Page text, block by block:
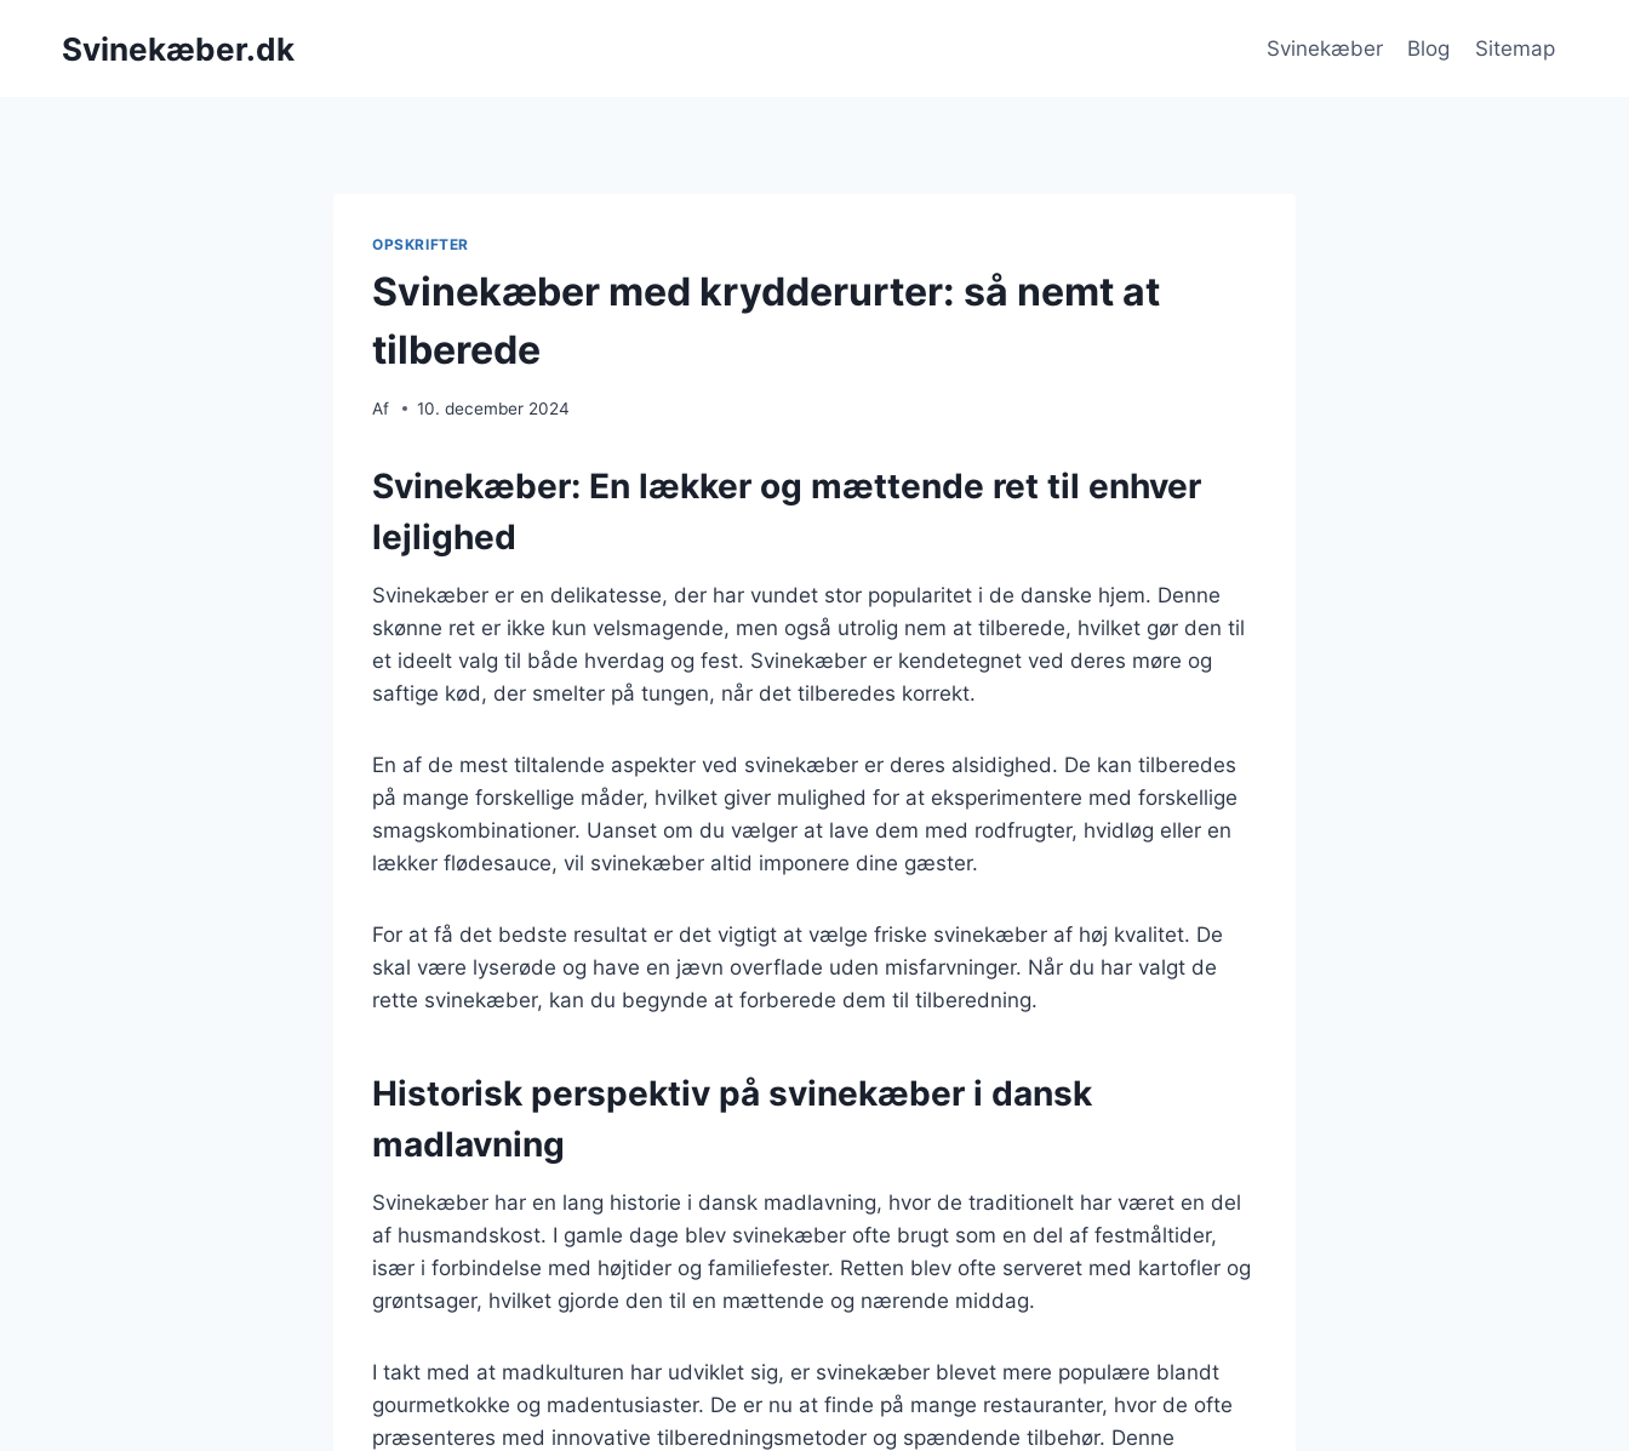
Svinekæber.dk Svinekæber Blog Sitemap
OPSKRIFTER
Svinekæber med krydderurter: så nemt at
tilberede
Af 10. december 2024
Svinekæber: En lækker og mættende ret til enhver
lejlighed
Svinekæber er en delikatesse, der har vundet stor popularitet i de danske hjem. Denne
skønne ret er ikke kun velsmagende, men også utrolig nem at tilberede, hvilket gør den til
et ideelt valg til både hverdag og fest. Svinekæber er kendetegnet ved deres møre og
saftige kød, der smelter på tungen, når det tilberedes korrekt.
En af de mest tiltalende aspekter ved svinekæber er deres alsidighed. De kan tilberedes
på mange forskellige måder, hvilket giver mulighed for at eksperimentere med forskellige
smagskombinationer. Uanset om du vælger at lave dem med rodfrugter, hvidløg eller en
lækker flødesauce, vil svinekæber altid imponere dine gæster.
For at få det bedste resultat er det vigtigt at vælge friske svinekæber af høj kvalitet. De
skal være lyserøde og have en jævn overflade uden misfarvninger. Når du har valgt de
rette svinekæber, kan du begynde at forberede dem til tilberedning.
Historisk perspektiv på svinekæber i dansk
madlavning
Svinekæber har en lang historie i dansk madlavning, hvor de traditionelt har været en del
af husmandskost. I gamle dage blev svinekæber ofte brugt som en del af festmåltider,
især i forbindelse med højtider og familiefester. Retten blev ofte serveret med kartofler og
grøntsager, hvilket gjorde den til en mættende og nærende middag.
I takt med at madkulturen har udviklet sig, er svinekæber blevet mere populære blandt
gourmetkokke og madentusiaster. De er nu at finde på mange restauranter, hvor de ofte
præsenteres med innovative tilberedningsmetoder og spændende tilbehør. Denne